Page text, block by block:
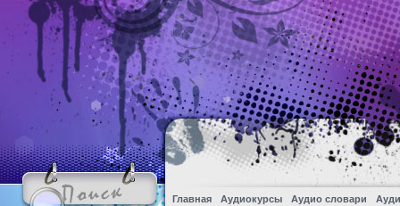
Главная Аудиокурсы Аудио словари